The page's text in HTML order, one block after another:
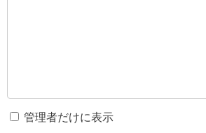
管理者だけに表示